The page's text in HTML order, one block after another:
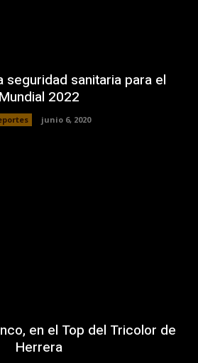
seguridad sanitaria para el
Mundial 2022
junio 6, 2020
en el Top del Tricolor de
Herrera